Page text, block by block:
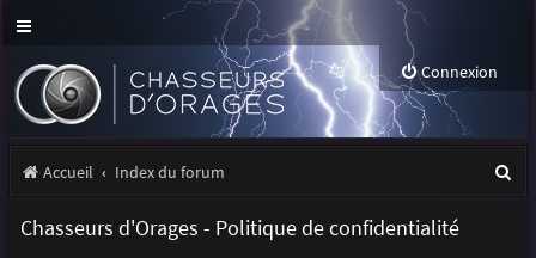
Connexion
Accueil Index du forum
Chasseurs d'Orages - Politique de confidentialité